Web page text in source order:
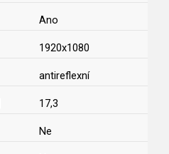
Ano
1920x1080
antireflexní
17,3
Ne